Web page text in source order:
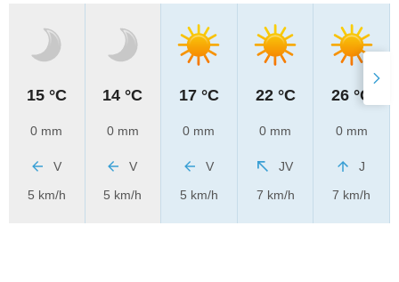
15 °C
0 mm
V
5 km/h
14 °C
0 mm
V
5 km/h
17 °C
0 mm
V
5 km/h
22 °C
0 mm
JV
7 km/h
26 °C
0 mm
J
7 km/h